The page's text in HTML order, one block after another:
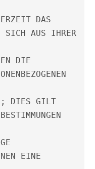
SICH AUS IHRER
EINE